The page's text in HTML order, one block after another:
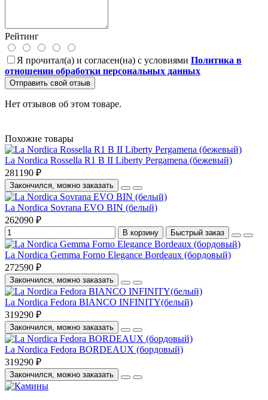
Рейтинг
Я прочитал(а) и согласен(на) с условиями Политика в
отношении обработки персональных данных
Отправить свой отзыв
Нет отзывов об этом товаре.
Похожие товары
La Nordica Rossella R1 B II Liberty Pergamena (бежевый)
281190 ₽
Закончился, можно заказать
La Nordica Sovrana EVO BIN (белый)
262090 ₽
В корзину Быстрый заказ
La Nordica Gemma Forno Elegance Bordeaux (бордовый)
272590 ₽
Закончился, можно заказать
La Nordica Fedora BIANCO INFINITY(белый)
319290 ₽
Закончился, можно заказать
La Nordica Fedora BORDEAUX (бордовый)
319290 ₽
Закончился, можно заказать